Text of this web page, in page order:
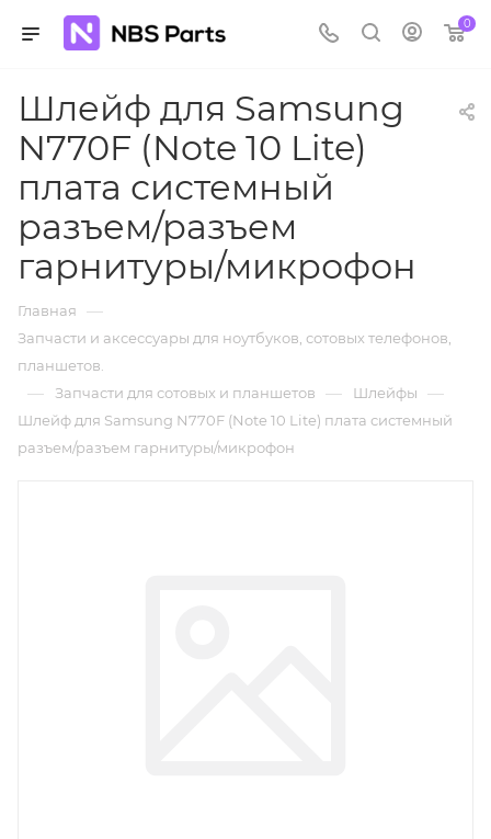
0
Шлейф для Samsung
N770F (Note 10 Lite)
плата системный
разъем/разъем
гарнитуры/микрофон
Главная —
Запчасти и аксессуары для ноутбуков, сотовых телефонов,
планшетов.
— Запчасти для сотовых и планшетов — Шлейфы —
Шлейф для Samsung N770F (Note 10 Lite) плата системный
разъем/разъем гарнитуры/микрофон